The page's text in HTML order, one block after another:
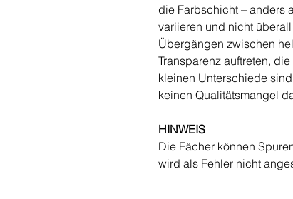
die Farbschicht – anders
variieren und nicht
Übergängen zwischen
Transparenz auftreten,
kleinen Unterschiede
keinen Qualitätsmangel
HINWEIS
Die Fächer können
wird als Fehler nicht